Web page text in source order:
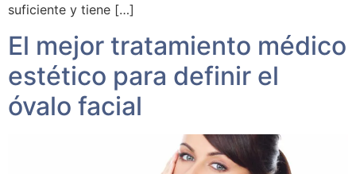
suficiente y tiene […]
El mejor tratamiento médico
estético para definir el
óvalo facial